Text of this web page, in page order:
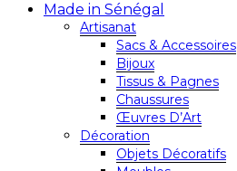
Made in Sénégal
Artisanat
Sacs & Accessoires
Bijoux
Tissus & Pagnes
Chaussures
Œuvres D’Art
Décoration
Objets Décoratifs